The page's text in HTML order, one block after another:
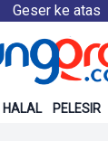
Geser ke atas
HALAL PELESIR